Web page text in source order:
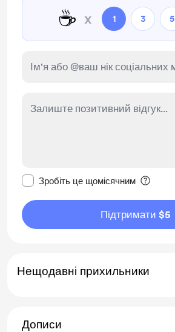
☕ x 1 3 5
Зробіть це щомісячним
Підтримати $5
Нещодавні прихильники
Дописи